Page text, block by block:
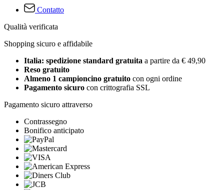
Contatto
Qualità verificata
Shopping sicuro e affidabile
Italia: spedizione standard gratuita a partire da € 49,90
Reso gratuito
Almeno 1 campioncino gratuito con ogni ordine
Pagamento sicuro con crittografia SSL
Pagamento sicuro attraverso
Contrassegno
Bonifico anticipato